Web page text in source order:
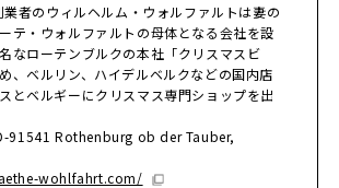
者のウィルヘルム・ウォルファルトは妻の
テ・ウォルファルトの母体となる会社を設
なローテンブルクの本社「クリスマスビ
、ベルリン、ハイデルベルクなどの国内店
とベルギーにクリスマス専門ショップを出
91541 Rothenburg ob der Tauber,
wohlfahrt.com/